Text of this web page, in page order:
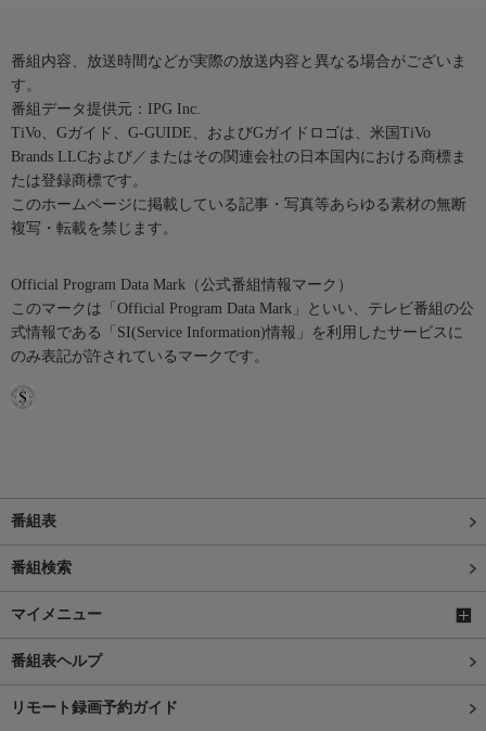
番組内容、放送時間などが実際の放送内容と異なる場合がございま
す。
番組データ提供元：IPG Inc.
TiVo、Gガイド、G-GUIDE、およびGガイドロゴは、米国TiVo
Brands LLCおよび／またはその関連会社の日本国内における商標ま
たは登録商標です。
このホームページに掲載している記事・写真等あらゆる素材の無断
複写・転載を禁じます。
Official Program Data Mark（公式番組情報マーク）
このマークは「Official Program Data Mark」といい、テレビ番組の公
式情報である「SI(Service Information)情報」を利用したサービスに
のみ表記が許されているマークです。
番組表
番組検索
マイメニュー
番組表ヘルプ
リモート録画予約ガイド